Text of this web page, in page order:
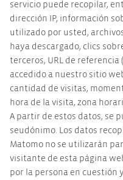
servicio puede recopilar,
dirección IP, información
utilizado por usted,
haya descargado, clics
terceros, URL de
accedido a nuestro sitio
cantidad de visitas,
hora de la visita, zona
A partir de estos datos, se
seudónimo. Los datos
Matomo no se utilizarán
visitante de esta página
por la persona en cuestión